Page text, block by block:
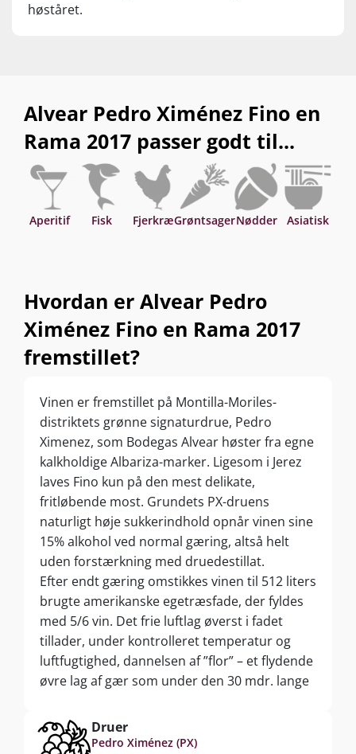
høståret.
Alvear Pedro Ximénez Fino en
Rama 2017 passer godt til...
Aperitif Fisk FjerkræGrøntsagerNødder Asiatisk
Hvordan er Alvear Pedro
Ximénez Fino en Rama 2017
fremstillet?
Vinen er fremstillet på Montilla-Moriles-
distriktets grønne signaturdrue, Pedro
Ximenez, som Bodegas Alvear høster fra egne
kalkholdige Albariza-marker. Ligesom i Jerez
laves Fino kun på den mest delikate,
fritløbende most. Grundets PX-druens
naturligt høje sukkerindhold opnår vinen sine
15% alkohol ved normal gæring, altså helt
uden forstærkning med druedestillat.
Efter endt gæring omstikkes vinen til 512 liters
brugte amerikanske egetræsfade, der fyldes
med 5/6 vin. Det frie luftlag øverst i fadet
tillader, under kontrolleret temperatur og
luftfugtighed, dannelsen af ”flor” – et flydende
øvre lag af gær som under den 30 mdr. lange
sin unikke, pikante Fino-karakter.
En Rama betyder frit oversat ”frisk fra fad”.
Druer
Pedro Ximénez (PX)